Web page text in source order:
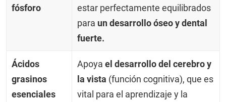
fósforo
estar perfectamente equilibrados
para un desarrollo óseo y dental
fuerte.
Ácidos
grasinos
esenciales
Apoya el desarrollo del cerebro y
la vista (función cognitiva), que es
vital para el aprendizaje y la